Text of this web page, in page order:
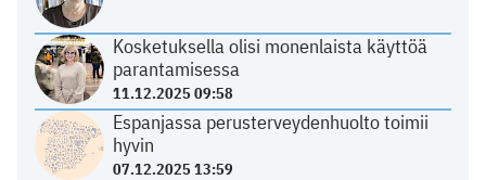
Kosketuksella olisi monenlaista käyttöä
parantamisessa
11.12.2025 09:58
Espanjassa perusterveydenhuolto toimii
hyvin
07.12.2025 13:59